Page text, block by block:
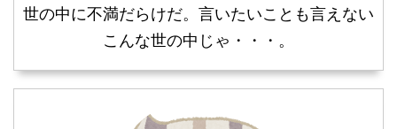
世の中に不満だらけだ。言いたいことも言えない
こんな世の中じゃ・・・。